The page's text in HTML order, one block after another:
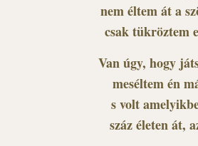
nem éltem át a
csak tükröztem
Van úgy, hogy
meséltem én
s volt
száz életen át,